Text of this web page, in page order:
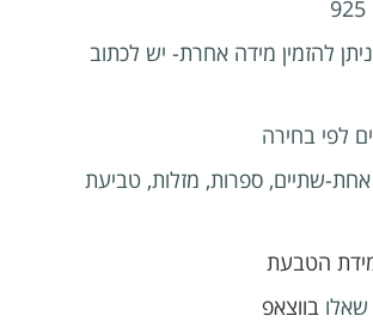
מ"מ |ניתן להזמין מידה אחרת- יש לכתוב
לפי בחירה
אחת-שתיים, ספרות, מזלות, טביעת
הטבעת
שאלובווצאפ